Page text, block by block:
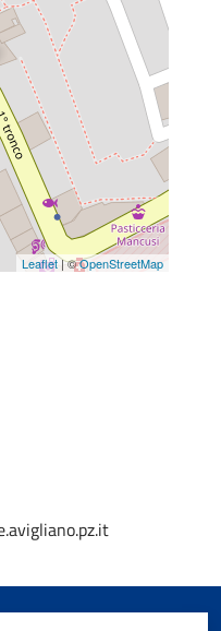
Leaflet| ©OpenStreetMap